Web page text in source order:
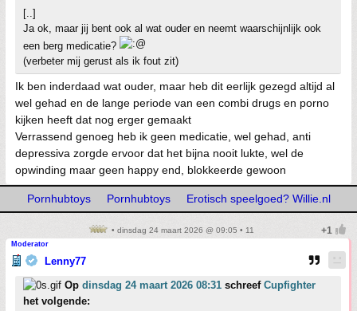
[..]
Ja ok, maar jij bent ook al wat ouder en neemt waarschijnlijk ook
een berg medicatie?
(verbeter mij gerust als ik fout zit)
Ik ben inderdaad wat ouder, maar heb dit eerlijk gezegd altijd al
wel gehad en de lange periode van een combi drugs en porno
kijken heeft dat nog erger gemaakt
Verrassend genoeg heb ik geen medicatie, wel gehad, anti
depressiva zorgde ervoor dat het bijna nooit lukte, wel de
opwinding maar geen happy end, blokkeerde gewoon
Pornhubtoys Pornhubtoys Erotisch speelgoed? Willie.nl
• dinsdag 24 maart 2026 @ 09:05 • 11
Moderator
Lenny77
Op dinsdag 24 maart 2026 08:31 schreef Cupfighter
het volgende: